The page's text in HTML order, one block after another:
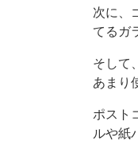
次に、
てるガ
そして
あまり
ポスト
ルや紙